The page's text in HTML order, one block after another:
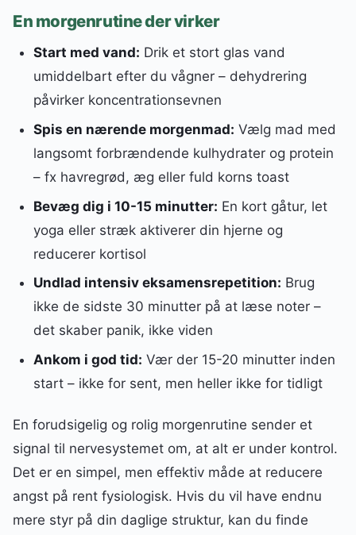
En morgenrutine der virker
Start med vand: Drik et stort glas vand
umiddelbart efter du vågner – dehydrering
påvirker koncentrationsevnen
Spis en nærende morgenmad: Vælg mad med
langsomt forbrændende kulhydrater og protein
– fx havregrød, æg eller fuld korns toast
Bevæg dig i 10-15 minutter: En kort gåtur, let
yoga eller stræk aktiverer din hjerne og
reducerer kortisol
Undlad intensiv eksamensrepetition: Brug
ikke de sidste 30 minutter på at læse noter –
det skaber panik, ikke viden
Ankom i god tid: Vær der 15-20 minutter inden
start – ikke for sent, men heller ikke for tidligt
En forudsigelig og rolig morgenrutine sender et
signal til nervesystemet om, at alt er under kontrol.
Det er en simpel, men effektiv måde at reducere
angst på rent fysiologisk. Hvis du vil have endnu
mere styr på din daglige struktur, kan du finde